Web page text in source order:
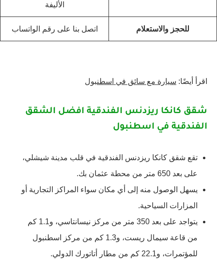
الأليفة
للحجز والاستعلام اتصل بنا على رقم الواتساب
اقرأ أيضًا: سيارة مع سائق في اسطنبول
شقق كانكا ريزدنس الفندقية افضل الشقق
الفندقية في اسطنبول
تقع شقق كانكا ريزدنس الفندقية في قلب مدينة شيشلي،
على بعد 650 متر من محطة عثمان بك.
يسهل الوصول منه إلى أي مكان سواء المراكز التجارية أو
المزارات السياحية.
يتواجد على بعد 350 متر من مركز نيسانتاسي، و1.1 كم
من قاعة سيمال ريست، و1.3 كم من مركز اسطنبول
للمؤتمرات، و22.1 كم من مطار أتاتورك الدولي.